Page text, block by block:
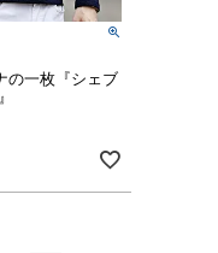
の一枚『シェブ